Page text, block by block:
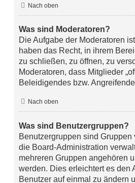
Nach oben
Was sind Moderatoren?
Die Aufgabe der Moderatoren
haben das Recht, in ihrem
zu schließen, zu öffnen, zu
Moderatoren, dass Mitglieder
Beleidigendes bzw.
Nach oben
Was sind Benutzergruppen?
Benutzergruppen sind
die Board-Administration
mehreren Gruppen angehören
werden. Dies erleichtert es den
Benutzer auf einmal zu ändern